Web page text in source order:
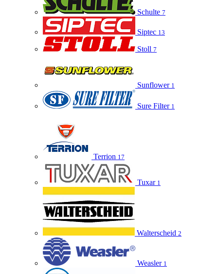
Schulte 7
Siptec 13
Stoll 7
Sunflower 1
Sure Filter 1
Terrion 17
Tuxar 1
Walterscheid 2
Weasler 1